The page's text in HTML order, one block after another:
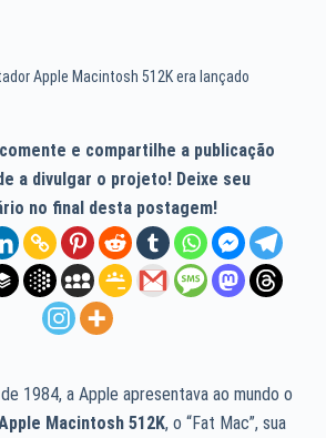
Apple Macintosh 512K era lançado
e compartilhe a publicação
a divulgar o projeto! Deixe seu
no final desta postagem!
1984, a Apple apresentava ao mundo o
Macintosh 512K, o “Fat Mac”, sua